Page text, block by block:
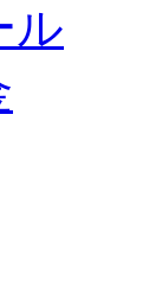
ル